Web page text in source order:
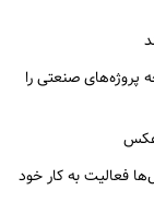
مهلک که بودجه پروژه‌های صنعتی را
عکس
فعالیت به کار خود